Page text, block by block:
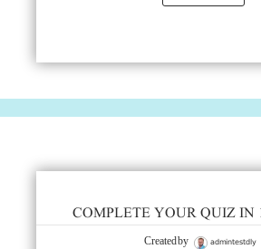
COMPLETE YOUR QUIZ IN
Created by admintestdly